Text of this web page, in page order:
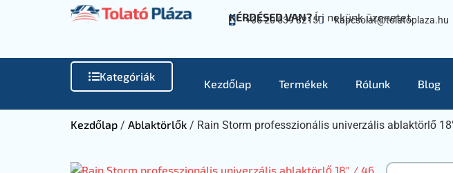
KÉRDÉSED VAN?Írj nekünk üzenetet.
+36 20 539 8215 kapcsolat@tolatoplaza.hu
Kategóriák
Kezdőlap Termékek Rólunk Blog
Kezdőlap / Ablaktörlők / Rain Storm professzionális univerzális ablaktörlő